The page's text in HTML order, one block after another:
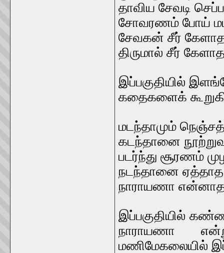
தாவிய சேவடி
சோவரணம் போய்
சேவகன் சீர்
திருமால் சீர்
இப்பகுதியில்
கதைகளைக்
மடந்தாமும்
கடந்தானை
படர்ந்து சூரணம்
நடந்தானை
நாராயணா
இப்பகுதியில்
நாராயணா
மணிமேகலையில்